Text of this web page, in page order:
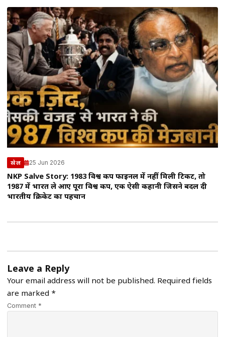
खेल 25 Jun 2026
NKP Salve Story: 1983 विश्व कप फाइनल में नहीं मिली टिकट, तो
1987 में भारत ले आए पूरा विश्व कप, एक ऐसी कहानी जिसने बदल दी
भारतीय क्रिकेट का पहचान
Leave a Reply
Your email address will not be published. Required fields
are marked *
Comment *